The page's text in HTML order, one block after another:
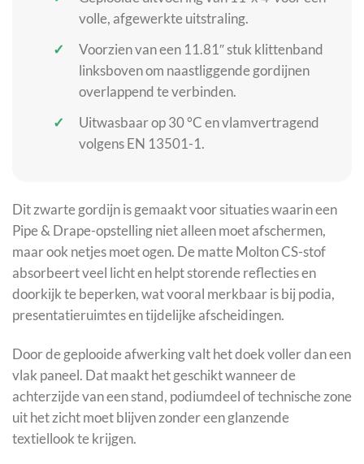
volle, afgewerkte uitstraling.
Voorzien van een 11.81″ stuk klittenband
linksboven om naastliggende gordijnen
overlappend te verbinden.
Uitwasbaar op 30 °C en vlamvertragend
volgens EN 13501-1.
Dit zwarte gordijn is gemaakt voor situaties waarin een
Pipe & Drape-opstelling niet alleen moet afschermen,
maar ook netjes moet ogen. De matte Molton CS-stof
absorbeert veel licht en helpt storende reflecties en
doorkijk te beperken, wat vooral merkbaar is bij podia,
presentatieruimtes en tijdelijke afscheidingen.
Door de geplooide afwerking valt het doek voller dan een
vlak paneel. Dat maakt het geschikt wanneer de
achterzijde van een stand, podiumdeel of technische zone
uit het zicht moet blijven zonder een glanzende
textiellook te krijgen.